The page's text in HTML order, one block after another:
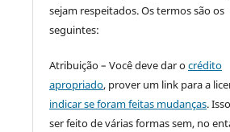
sejam respeitados. Os termos são os
seguintes:
Atribuição – Você deve dar ocrédito
apropriado, prover um link para a
indicar se foram feitas mudanças.
ser feito de várias formas sem, no